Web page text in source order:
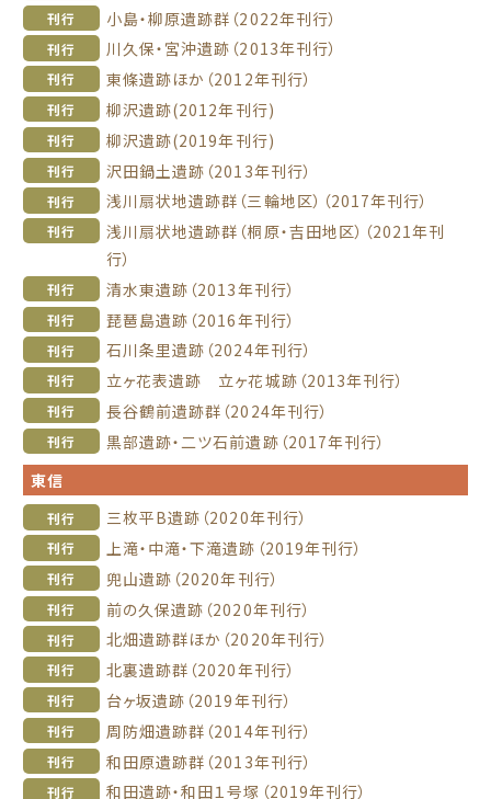
刊行 小島・柳原遺跡群（2022年刊行）
刊行 川久保・宮沖遺跡（2013年刊行）
刊行 東條遺跡ほか（2012年刊行）
刊行 柳沢遺跡(2012年刊行)
刊行 柳沢遺跡(2019年刊行)
刊行 沢田鍋土遺跡（2013年刊行）
刊行 浅川扇状地遺跡群（三輪地区）（2017年刊行）
刊行
浅川扇状地遺跡群（桐原・吉田地区）（2021年刊
行）
刊行 清水東遺跡（2013年刊行）
刊行 琵琶島遺跡（2016年刊行）
刊行 石川条里遺跡（2024年刊行）
刊行 立ヶ花表遺跡 立ヶ花城跡（2013年刊行）
刊行 長谷鶴前遺跡群（2024年刊行）
刊行
黒部遺跡・二ツ石前遺跡（2017年刊行）
東信
刊行 三枚平B遺跡（2020年刊行）
刊行 上滝・中滝・下滝遺跡（2019年刊行）
刊行 兜山遺跡（2020年刊行）
刊行 前の久保遺跡（2020年刊行）
刊行 北畑遺跡群ほか（2020年刊行）
刊行 北裏遺跡群（2020年刊行）
刊行 台ヶ坂遺跡（2019年刊行）
刊行 周防畑遺跡群（2014年刊行）
刊行 和田原遺跡群（2013年刊行）
刊行 和田遺跡・和田１号塚（2019年刊行）